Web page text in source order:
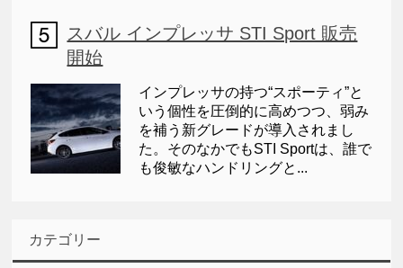
スバル インプレッサ STI Sport 販売
開始
インプレッサの持つ“スポーティ”と
いう個性を圧倒的に高めつつ、弱み
を補う新グレードが導入されまし
た。そのなかでもSTI Sportは、誰で
も俊敏なハンドリングと...
カテゴリー